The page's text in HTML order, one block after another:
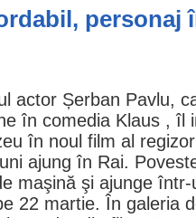
actor Șerban Pavlu,
în comedia Klaus , îl
în noul film al
ajung în Rai.
maşină şi ajunge
22 martie. În galeria